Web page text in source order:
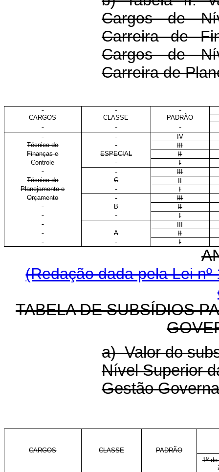
Cargos de
Carreira de
Cargos de
Carreira de
CARGOS CLASSE PADRÃO
IV
Técnico de
III
Finanças e
ESPECIAL
II
Controle
I
III
Técnico de
C
II
Planejamento e
I
Orçamento
III
B
II
I
III
A
II
I
(Redação dada pela Lei
TABELA DE SUBSÍDIOS
a) Valor do
Nível Superior
Gestão
CARGOS CLASSE
PADRÃO
1ode